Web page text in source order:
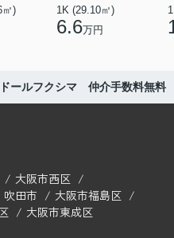
㎡)
1K (29.10㎡)
6.6万円
ールフクシマ 仲介手数料無料
大阪市西区
吹田市
大阪市福島区
大阪市東成区